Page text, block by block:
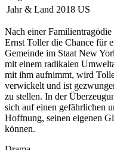
Jahr & Land 2018 US
Nach einer
Ernst Toller die Chance für
Gemeinde im Staat New
mit einem radikalen
mit ihm aufnimmt, wird
verwickelt und ist
zu stellen. In der
sich auf einen gefährlichen
Hoffnung, seinen eigenen
können.